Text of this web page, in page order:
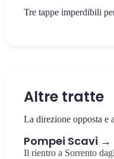
Tre tappe imperdibili
Altre tratte
La direzione opposta e
Pompei Scavi →
Il rientro a Sorrento